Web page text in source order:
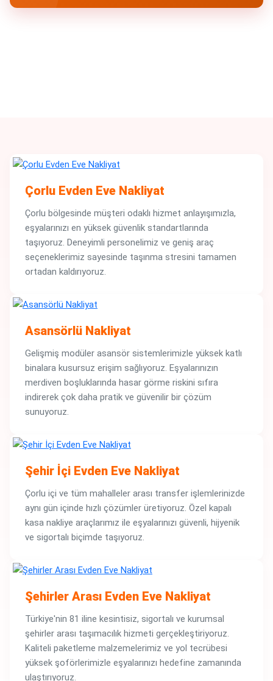
Çorlu Evden Eve Nakliyat
Çorlu bölgesinde müşteri odaklı hizmet anlayışımızla,
eşyalarınızı en yüksek güvenlik standartlarında
taşıyoruz. Deneyimli personelimiz ve geniş araç
seçeneklerimiz sayesinde taşınma stresini tamamen
ortadan kaldırıyoruz.
Asansörlü Nakliyat
Gelişmiş modüler asansör sistemlerimizle yüksek katlı
binalara kusursuz erişim sağlıyoruz. Eşyalarınızın
merdiven boşluklarında hasar görme riskini sıfıra
indirerek çok daha pratik ve güvenilir bir çözüm
sunuyoruz.
Şehir İçi Evden Eve Nakliyat
Çorlu içi ve tüm mahalleler arası transfer işlemlerinizde
aynı gün içinde hızlı çözümler üretiyoruz. Özel kapalı
kasa nakliye araçlarımız ile eşyalarınızı güvenli, hijyenik
ve sigortalı biçimde taşıyoruz.
Şehirler Arası Evden Eve Nakliyat
Türkiye'nin 81 iline kesintisiz, sigortalı ve kurumsal
şehirler arası taşımacılık hizmeti gerçekleştiriyoruz.
Kaliteli paketleme malzemelerimiz ve yol tecrübesi
yüksek şoförlerimizle eşyalarınızı hedefine zamanında
ulaştırıyoruz.